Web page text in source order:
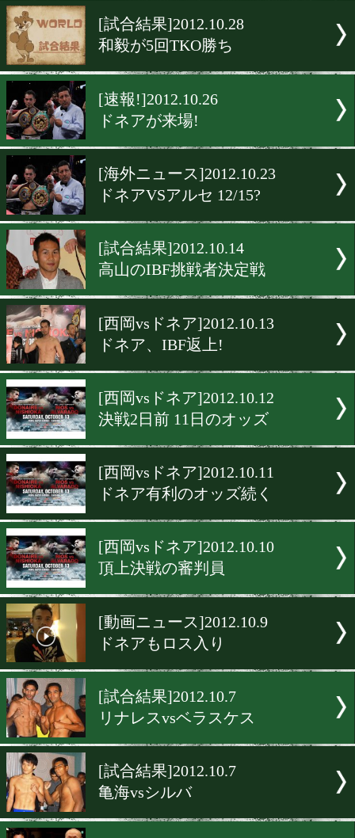
[オッズ]2012.11.2
ダブル世界戦のオッズ
[海外ニュース]2012.10.30
[試合結果]2012.10.28
和毅が5回TKO勝ち
[速報!]2012.10.26
ドネアが来場!
[海外ニュース]2012.10.23
ドネアVSアルセ 12/15?
[試合結果]2012.10.14
高山のIBF挑戦者決定戦
[西岡vsドネア]2012.10.13
[西岡vsドネア]2012.10.12
決戦2日前 11日のオッズ
[西岡vsドネア]2012.10.11
ドネア有利のオッズ続く